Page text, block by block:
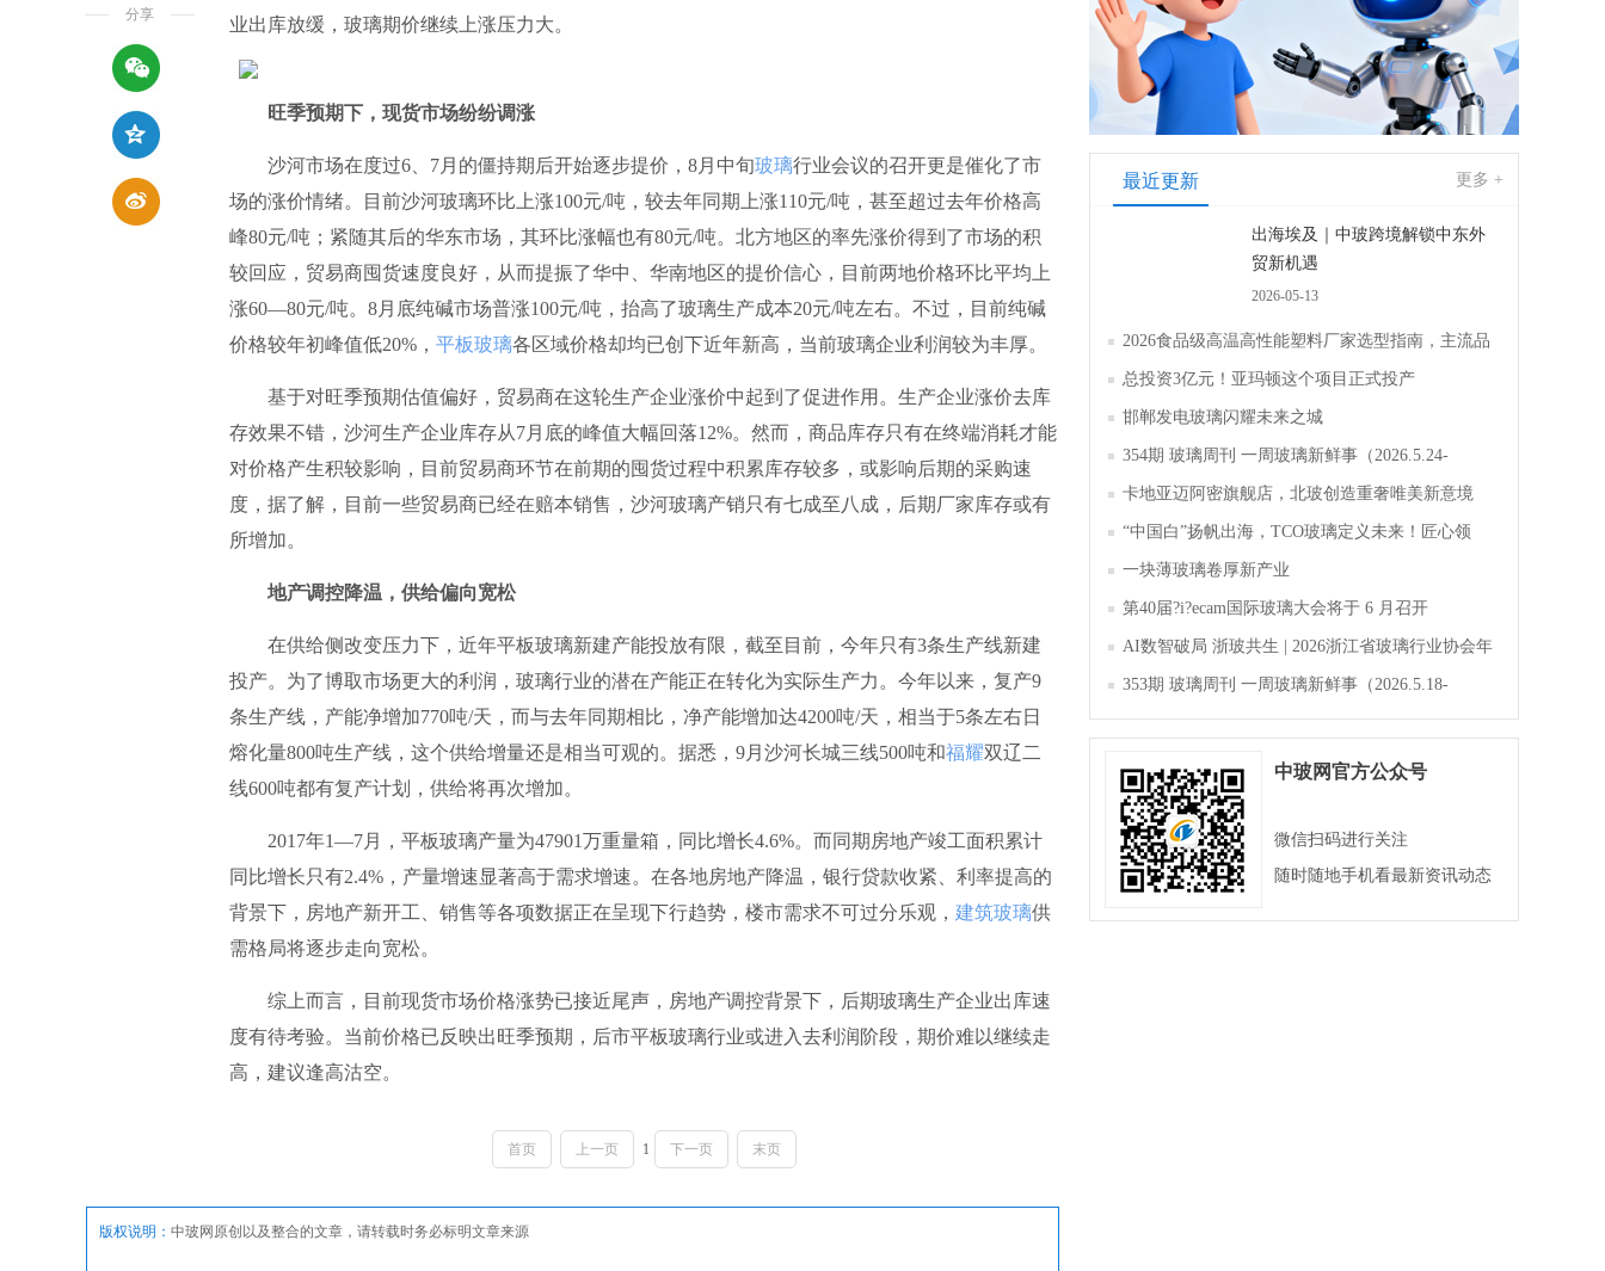
最近更新 更多 +
出海埃及｜中玻跨境解锁中东外
贸新机遇
2026-05-13
2026食品级高温高性能塑料厂家选型指南，主流品
牌全面解析评测
总投资3亿元！亚玛顿这个项目正式投产
邯郸发电玻璃闪耀未来之城
354期 玻璃周刊 一周玻璃新鲜事（2026.5.24-
2026.5.30）
卡地亚迈阿密旗舰店，北玻创造重奢唯美新意境
“中国白”扬帆出海，TCO玻璃定义未来！匠心领
航，淄博新材料产业聚势成峰
一块薄玻璃卷厚新产业
第40届?i?ecam国际玻璃大会将于 6 月召开
AI数智破局 浙玻共生 | 2026浙江省玻璃行业协会年
会暨第四届四次会员大会成功举办
353期 玻璃周刊 一周玻璃新鲜事（2026.5.18-
2026.5.23）
中玻网官方公众号
微信扫码进行关注
随时随地手机看最新资讯动态
分享
业出库放缓，玻璃期价继续上涨压力大。
旺季预期下，现货市场纷纷调涨
沙河市场在度过6、7月的僵持期后开始逐步提价，8月中旬玻璃行业会议的召开更是催化了市
场的涨价情绪。目前沙河玻璃环比上涨100元/吨，较去年同期上涨110元/吨，甚至超过去年价格高
峰80元/吨；紧随其后的华东市场，其环比涨幅也有80元/吨。北方地区的率先涨价得到了市场的积
较回应，贸易商囤货速度良好，从而提振了华中、华南地区的提价信心，目前两地价格环比平均上
涨60—80元/吨。8月底纯碱市场普涨100元/吨，抬高了玻璃生产成本20元/吨左右。不过，目前纯碱
价格较年初峰值低20%， 平板玻璃各区域价格却均已创下近年新高，当前玻璃企业利润较为丰厚。
基于对旺季预期估值偏好，贸易商在这轮生产企业涨价中起到了促进作用。生产企业涨价去库
存效果不错，沙河生产企业库存从7月底的峰值大幅回落12%。然而，商品库存只有在终端消耗才能
对价格产生积较影响，目前贸易商环节在前期的囤货过程中积累库存较多，或影响后期的采购速
度，据了解，目前一些贸易商已经在赔本销售，沙河玻璃产销只有七成至八成，后期厂家库存或有
所增加。
地产调控降温，供给偏向宽松
在供给侧改变压力下，近年平板玻璃新建产能投放有限，截至目前，今年只有3条生产线新建
投产。为了博取市场更大的利润，玻璃行业的潜在产能正在转化为实际生产力。今年以来，复产9
条生产线，产能净增加770吨/天，而与去年同期相比，净产能增加达4200吨/天，相当于5条左右日
熔化量800吨生产线，这个供给增量还是相当可观的。据悉，9月沙河长城三线500吨和福耀双辽二
线600吨都有复产计划，供给将再次增加。
2017年1—7月，平板玻璃产量为47901万重量箱，同比增长4.6%。而同期房地产竣工面积累计
同比增长只有2.4%，产量增速显著高于需求增速。在各地房地产降温，银行贷款收紧、利率提高的
背景下，房地产新开工、销售等各项数据正在呈现下行趋势，楼市需求不可过分乐观， 建筑玻璃供
需格局将逐步走向宽松。
综上而言，目前现货市场价格涨势已接近尾声，房地产调控背景下，后期玻璃生产企业出库速
度有待考验。当前价格已反映出旺季预期，后市平板玻璃行业或进入去利润阶段，期价难以继续走
高，建议逢高沽空。
首页 上一页 1 下一页 末页
版权说明： 中玻网原创以及整合的文章，请转载时务必标明文章来源